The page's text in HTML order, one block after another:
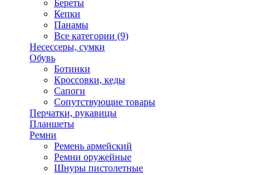
Береты
Кепки
Панамы
Все категории (9)
Несессеры, сумки
Обувь
Ботинки
Кроссовки, кеды
Сапоги
Сопутствующие товары
Перчатки, рукавицы
Планшеты
Ремни
Ремень армейский
Ремни оружейные
Шнуры пистолетные